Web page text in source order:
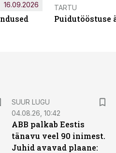
16.09.2026 TARTU
Puidutööstuse
SUUR LUGU
04.08.26, 10:42
ABB palkab Eestis
tänavu veel 90 inimest.
Juhid avavad plaane: